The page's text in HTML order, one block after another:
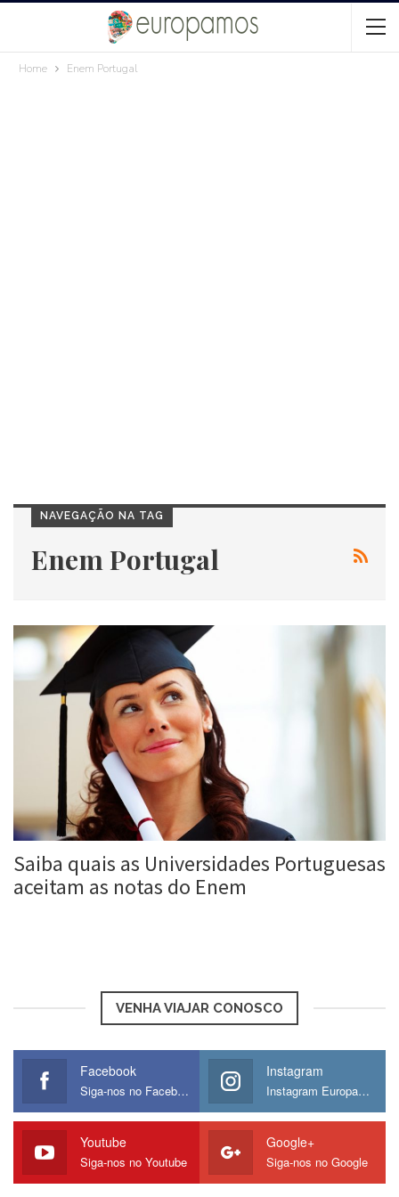
Home Enem Portugal
NAVEGAÇÃO NA TAG
Enem Portugal
Saiba quais as Universidades Portuguesas
aceitam as notas do Enem
VENHA VIAJAR CONOSCO
Facebook
Siga-nos no Facebook
Instagram
Instagram Europamos
Youtube
Siga-nos no Youtube
Google+
Siga-nos no Google